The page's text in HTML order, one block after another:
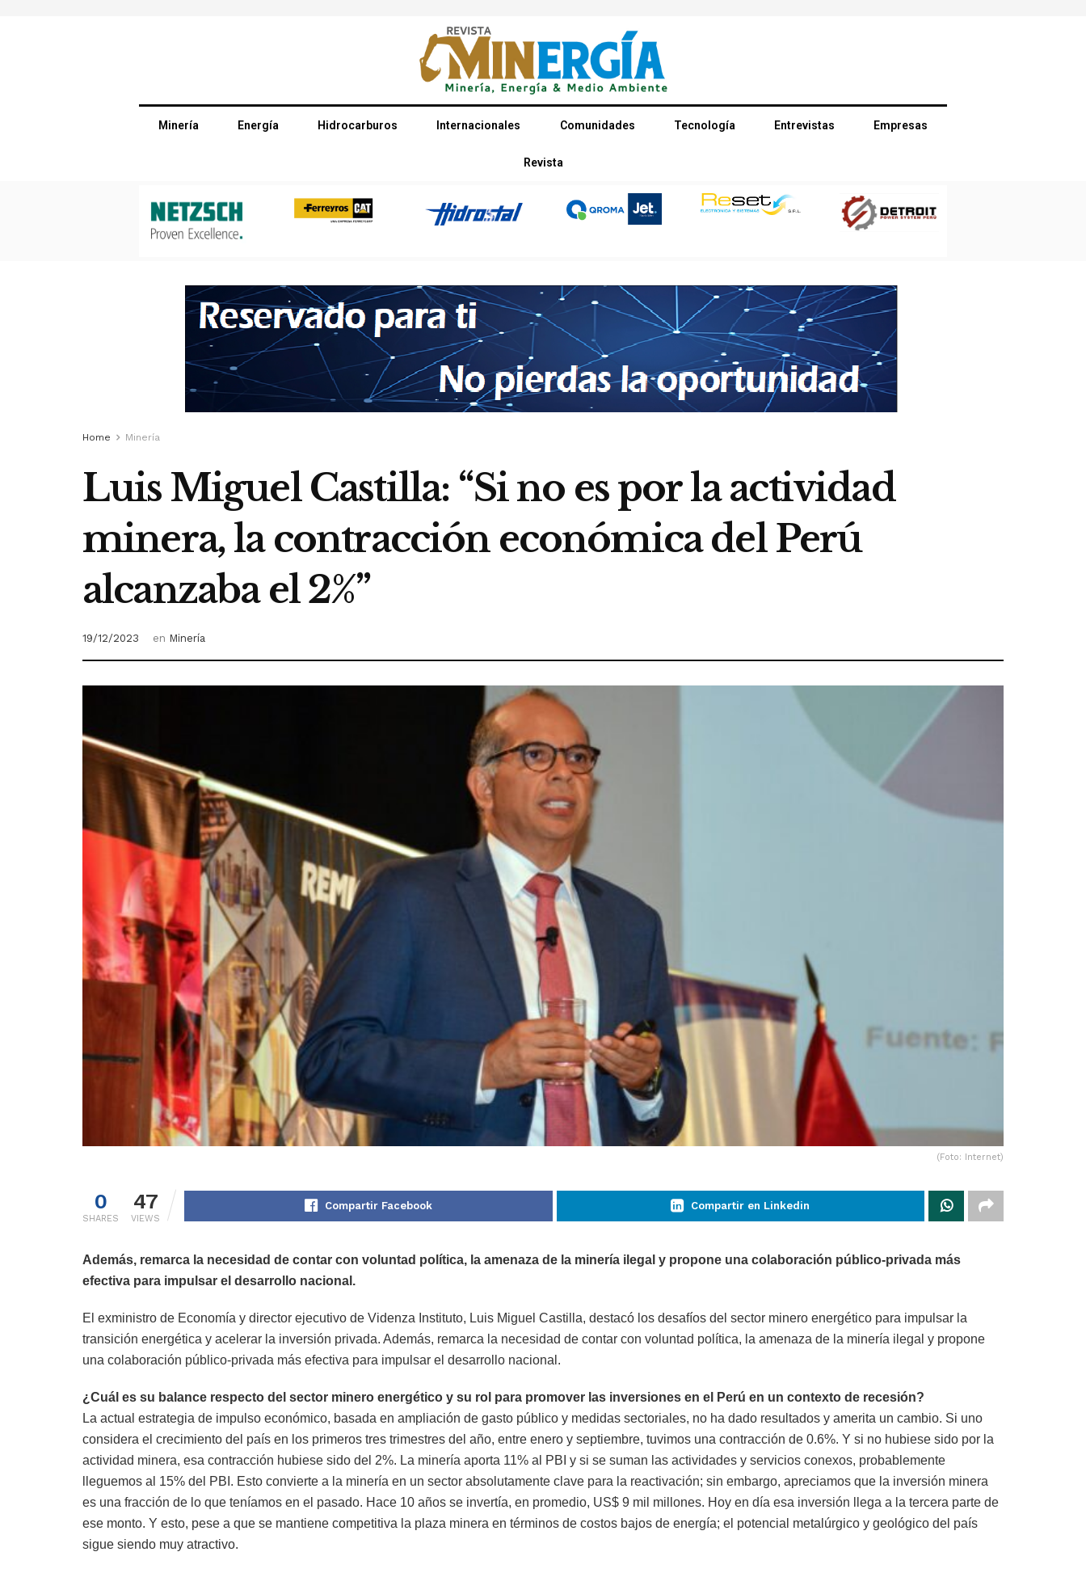
Minería Energía Hidrocarburos Internacionales Comunidades Tecnología Entrevistas Empresas
Revista
Home Minería
Luis Miguel Castilla: “Si no es por la actividad
minera, la contracción económica del Perú
alcanzaba el 2%”
19/12/2023 en Minería
(Foto: Internet)
0
SHARES
47
VIEWS
Compartir Facebook Compartir en Linkedin
Además, remarca la necesidad de contar con voluntad política, la amenaza de la minería ilegal y propone una colaboración público-privada más
efectiva para impulsar el desarrollo nacional.
El exministro de Economía y director ejecutivo de Videnza Instituto, Luis Miguel Castilla, destacó los desafíos del sector minero energético para impulsar la
transición energética y acelerar la inversión privada. Además, remarca la necesidad de contar con voluntad política, la amenaza de la minería ilegal y propone
una colaboración público-privada más efectiva para impulsar el desarrollo nacional.
¿Cuál es su balance respecto del sector minero energético y su rol para promover las inversiones en el Perú en un contexto de recesión?
La actual estrategia de impulso económico, basada en ampliación de gasto público y medidas sectoriales, no ha dado resultados y amerita un cambio. Si uno
considera el crecimiento del país en los primeros tres trimestres del año, entre enero y septiembre, tuvimos una contracción de 0.6%. Y si no hubiese sido por la
actividad minera, esa contracción hubiese sido del 2%. La minería aporta 11% al PBI y si se suman las actividades y servicios conexos, probablemente
lleguemos al 15% del PBI. Esto convierte a la minería en un sector absolutamente clave para la reactivación; sin embargo, apreciamos que la inversión minera
es una fracción de lo que teníamos en el pasado. Hace 10 años se invertía, en promedio, US$ 9 mil millones. Hoy en día esa inversión llega a la tercera parte de
ese monto. Y esto, pese a que se mantiene competitiva la plaza minera en términos de costos bajos de energía; el potencial metalúrgico y geológico del país
sigue siendo muy atractivo.